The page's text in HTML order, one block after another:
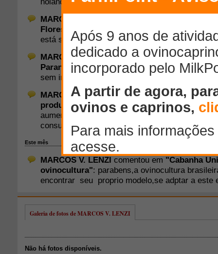
Galeria de fotos de MARCOS V. LENZI
Não há fotos disponíveis.